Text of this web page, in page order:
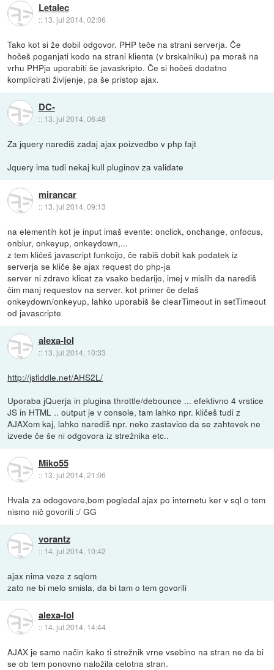
Letalec
:: 13. jul 2014, 02:06
Tako kot si že dobil odgovor. PHP teče na strani serverja. Če
hočeš poganjati kodo na strani klienta (v brskalniku) pa moraš na
vrhu PHPja uporabiti še javaskripto. Če si hočeš dodatno
komplicirati življenje, pa še pristop ajax.
DC-
:: 13. jul 2014, 06:48
Za jquery narediš zadaj ajax poizvedbo v php fajt
Jquery ima tudi nekaj kull pluginov za validate
mirancar
:: 13. jul 2014, 09:13
na elementih kot je input imaš evente: onclick, onchange, onfocus,
onblur, onkeyup, onkeydown,...
z tem kličeš javascript funkcijo, če rabiš dobit kak podatek iz
serverja se kliče še ajax request do php-ja
server ni zdravo klicat za vsako bedarijo, imej v mislih da narediš
čim manj requestov na server. kot primer če delaš
onkeydown/onkeyup, lahko uporabiš še clearTimeout in setTimeout
od javascripte
alexa-lol
:: 13. jul 2014, 10:33
http://jsfiddle.net/AHS2L/
Uporaba jQuerja in plugina throttle/debounce ... efektivno 4 vrstice
JS in HTML .. output je v console, tam lahko npr. kličeš tudi z
AJAXom kaj, lahko narediš npr. neko zastavico da se zahtevek ne
izvede če še ni odgovora iz strežnika etc..
Miko55
:: 13. jul 2014, 21:06
Hvala za odogovore,bom pogledal ajax po internetu ker v sql o tem
nismo nič govorili :/ GG
vorantz
:: 14. jul 2014, 10:42
ajax nima veze z sqlom
zato ne bi melo smisla, da bi tam o tem govorili
alexa-lol
:: 14. jul 2014, 14:44
AJAX je samo način kako ti strežnik vrne vsebino na stran ne da bi
se ob tem ponovno naložila celotna stran.